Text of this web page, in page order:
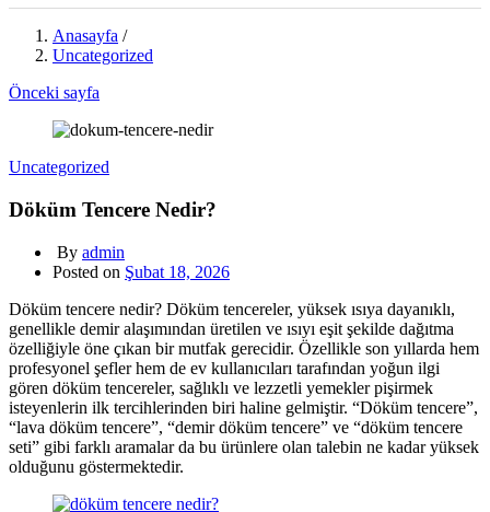
Anasayfa /
Uncategorized
Önceki sayfa
Uncategorized
Döküm Tencere Nedir?
By admin
Posted on Şubat 18, 2026
Döküm tencere nedir? Döküm tencereler, yüksek ısıya dayanıklı,
genellikle demir alaşımından üretilen ve ısıyı eşit şekilde dağıtma
özelliğiyle öne çıkan bir mutfak gerecidir. Özellikle son yıllarda hem
profesyonel şefler hem de ev kullanıcıları tarafından yoğun ilgi
gören döküm tencereler, sağlıklı ve lezzetli yemekler pişirmek
isteyenlerin ilk tercihlerinden biri haline gelmiştir. “Döküm tencere”,
“lava döküm tencere”, “demir döküm tencere” ve “döküm tencere
seti” gibi farklı aramalar da bu ürünlere olan talebin ne kadar yüksek
olduğunu göstermektedir.